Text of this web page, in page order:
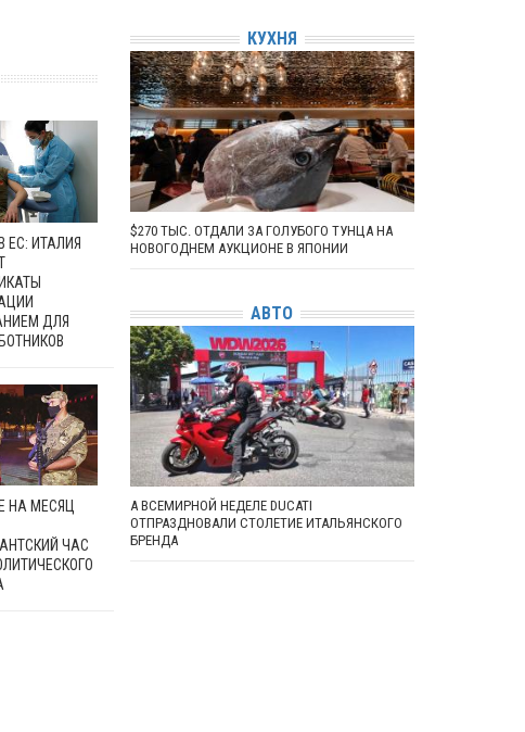
ЕС: ИТАЛИЯ
ДЛЯ
НА МЕСЯЦ
ЧАС
КУХНЯ
$270 ТЫС. ОТДАЛИ ЗА ГОЛУБОГО ТУНЦА НА
НОВОГОДНЕМ АУКЦИОНЕ В ЯПОНИИ
АВТО
А ВСЕМИРНОЙ НЕДЕЛЕ DUCATI
ОТПРАЗДНОВАЛИ СТОЛЕТИЕ ИТАЛЬЯНСКОГО
БРЕНДА